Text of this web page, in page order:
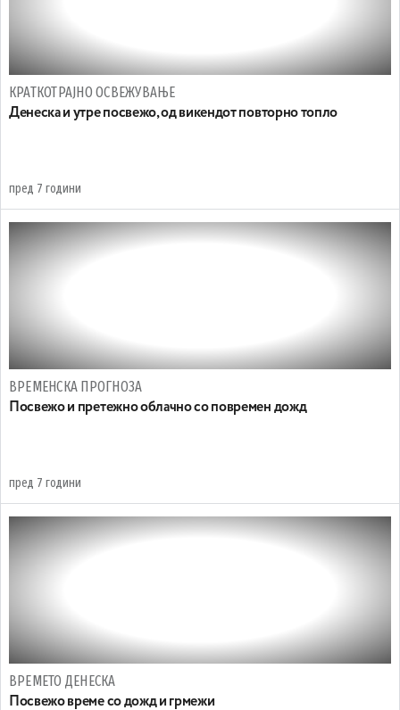
КРАТКОТРАЈНО ОСВЕЖУВАЊЕ
Денеска и утре посвежо, од викендот повторно топло
пред 7 години
ВРЕМЕНСКА ПРОГНОЗА
Посвежо и претежно облачно со повремен дожд
пред 7 години
ВРЕМЕТО ДЕНЕСКА
Посвежо време со дожд и грмежи